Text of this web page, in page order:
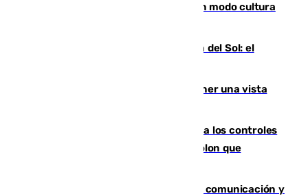
Torrenueva Costa pone el verano en modo cultura
Este es el palmarés del Trofeo Costa del Sol: el
Estos son los mejores sitios para tener una vista
La Junta da explicaciones y refuerza los controles
tras los falsos positivos de cáncer de colon que
Fallece Carlos Telmo, histórico de la comunicación y